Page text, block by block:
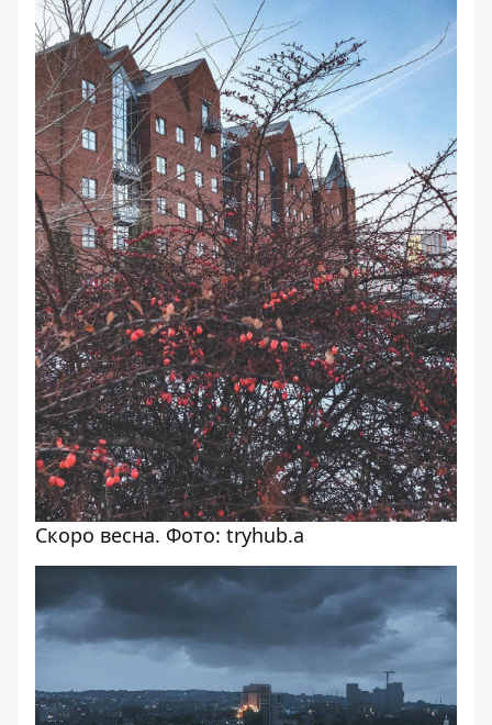
Скоро весна. Фото: tryhub.a